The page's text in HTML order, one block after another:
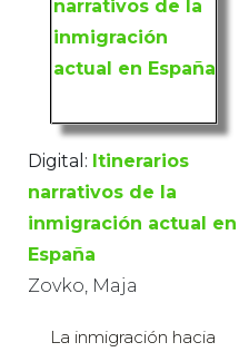
Digital: Itinerarios
narrativos de la
inmigración actual en
España
Zovko, Maja
La inmigración hacia